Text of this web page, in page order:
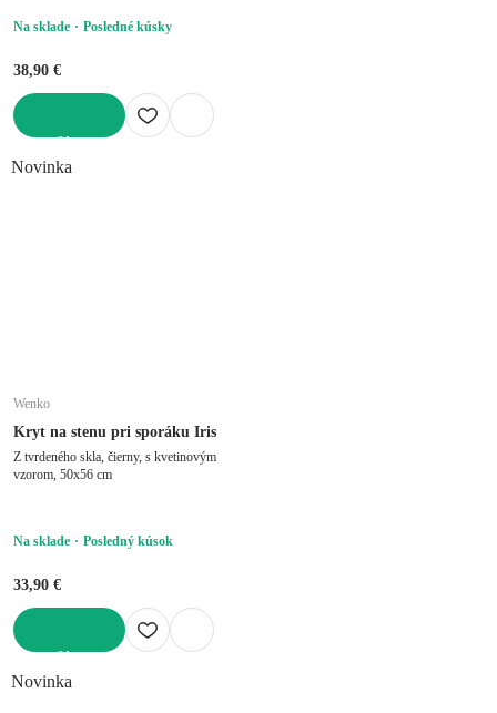
Na sklade Posledné kúsky
38,90 €
Novinka
Wenko
Kryt na stenu pri sporáku Iris
Z tvrdeného skla, čierny, s kvetinovým
vzorom, 50x56 cm
Na sklade Posledný kúsok
33,90 €
Novinka